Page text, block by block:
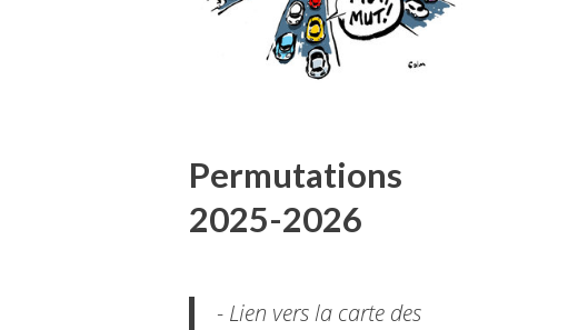
Permutations
2025-2026
- Lien vers la carte des